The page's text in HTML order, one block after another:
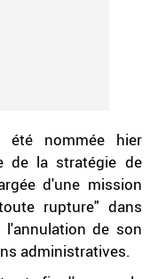
été nommée hier
de la stratégie de
d'une mission
rupture" dans
de son
administratives.